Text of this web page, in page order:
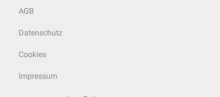
AGB
Datenschutz
Cookies
Impressum